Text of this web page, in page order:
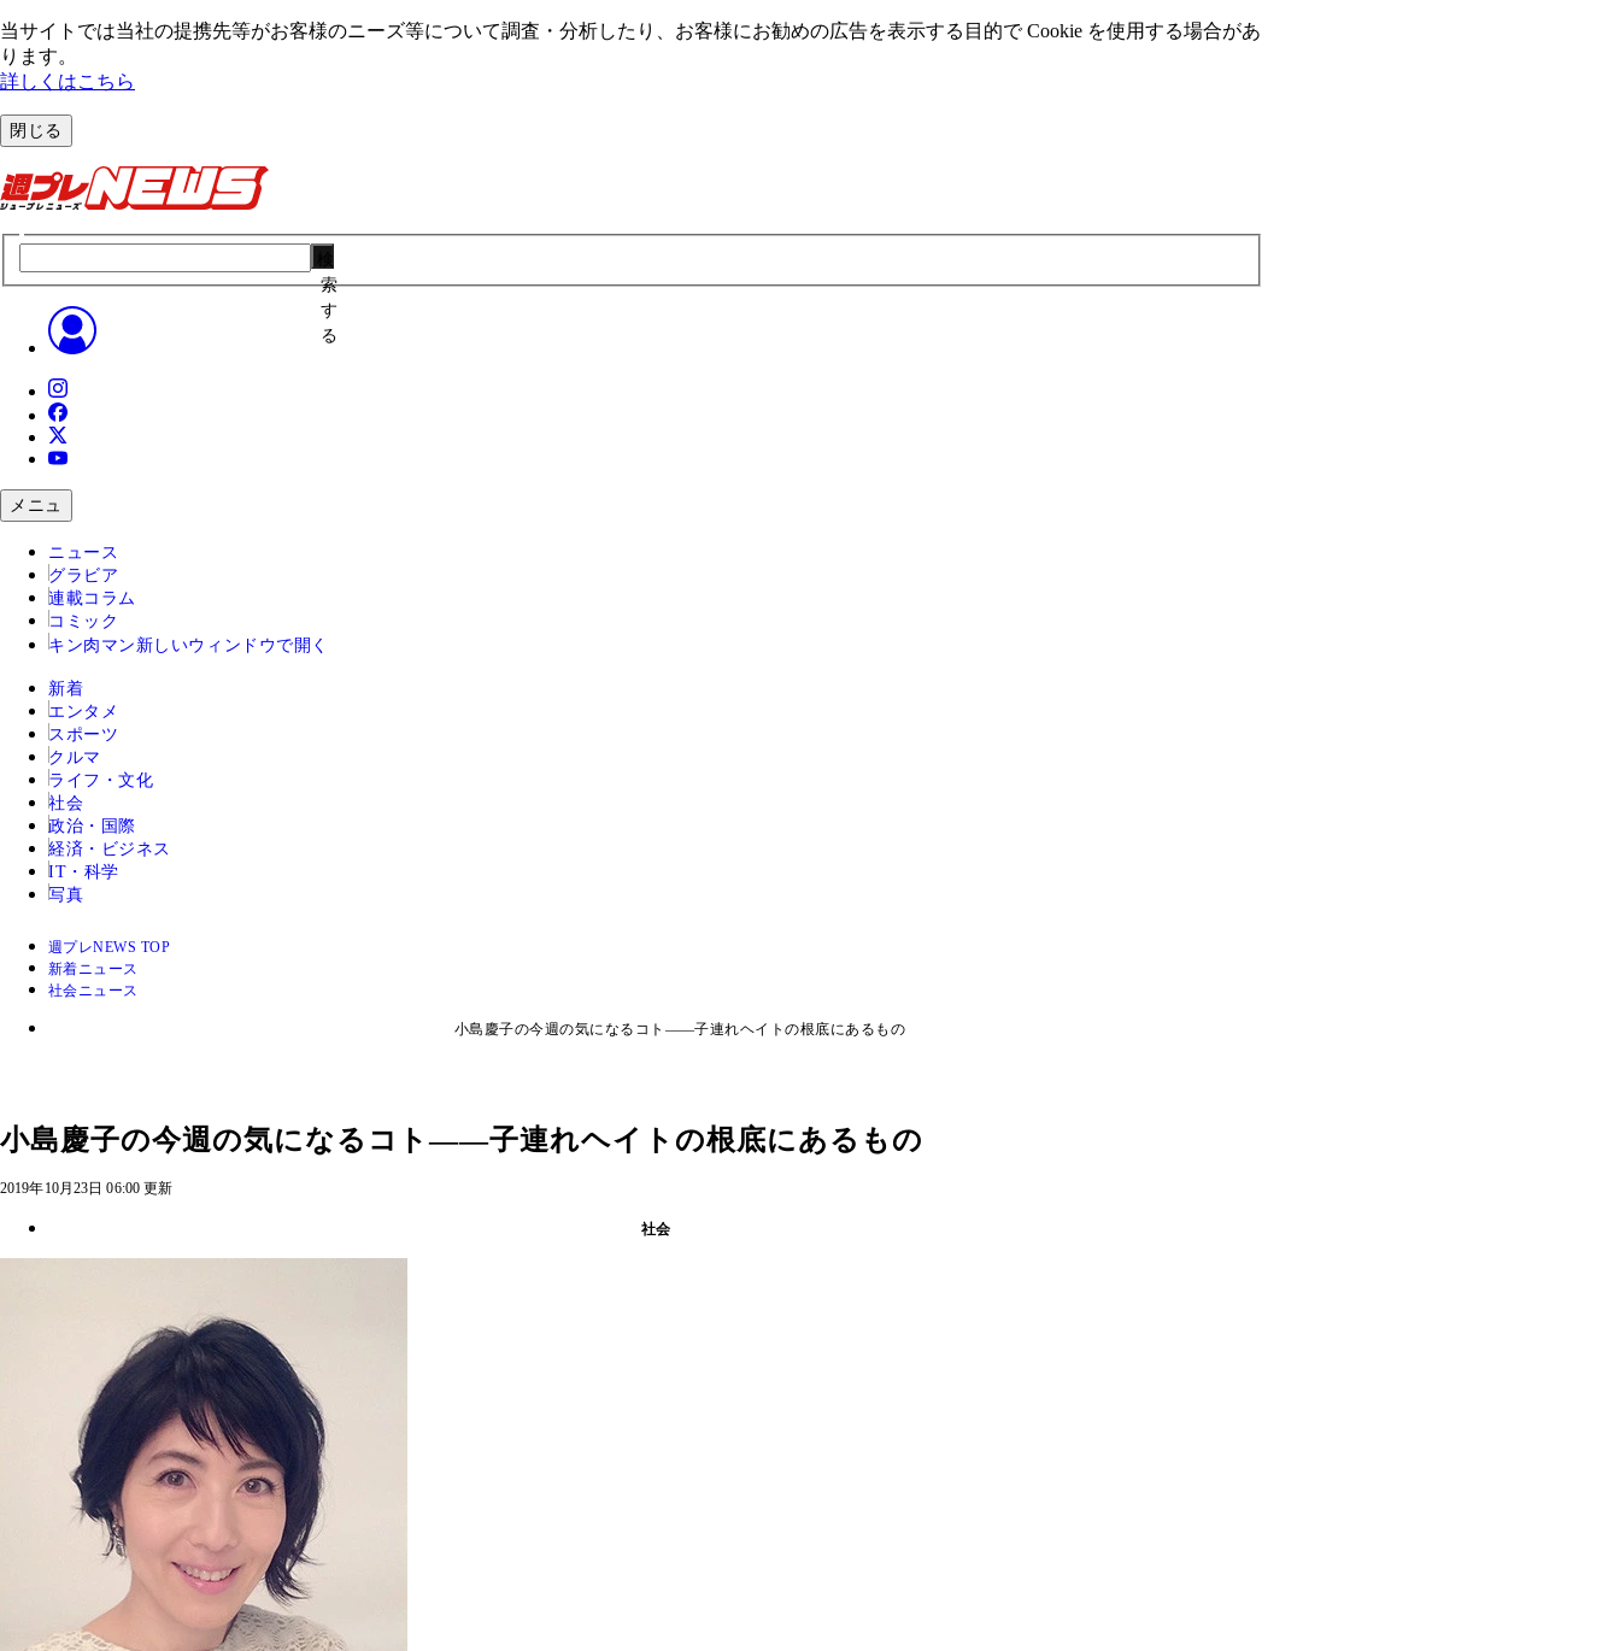
当サイトでは当社の提携先等がお客様のニーズ等について調査・分析したり、お客様にお勧めの広告を表⽰する⽬的で Cookie を使⽤する場合があ
ります。
詳しくはこちら
閉じる
索
す
る
メニュ
ニュース
グラビア
連載コラム
コミック
キン肉マン 新しいウィンドウで開く
新着
エンタメ
スポーツ
クルマ
ライフ・文化
社会
政治・国際
経済・ビジネス
IT・科学
写真
週プレNEWS TOP
新着ニュース
社会ニュース
小島慶子の今週の気になるコト――子連れヘイトの根底にあるもの
小島慶子の今週の気になるコト――子連れヘイトの根底にあるもの
2019年10月23日 06:00 更新
社会